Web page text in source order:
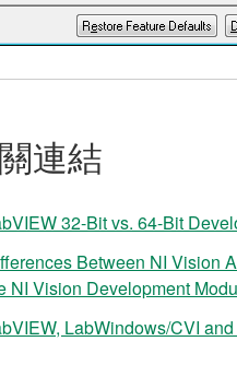
連結
32-Bit vs. 64-Bit
Between NI Vision
NI Vision Development
LabWindows/CVI